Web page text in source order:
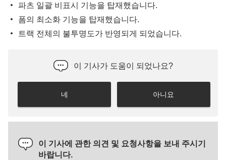
파츠 일괄 비표시 기능을 탑재했습니다.
폼의 최소화 기능을 탑재했습니다.
트랙 전체의 불투명도가 반영되게 되었습니다.
이 기사가 도움이 되었나요?
네 아니요
이 기사에 관한 의견 및 요청사항을 보내 주시기
바랍니다.